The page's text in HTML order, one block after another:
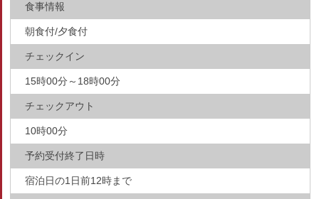
食事情報
朝食付/夕食付
チェックイン
15時00分～18時00分
チェックアウト
10時00分
予約受付終了日時
宿泊日の1日前12時まで